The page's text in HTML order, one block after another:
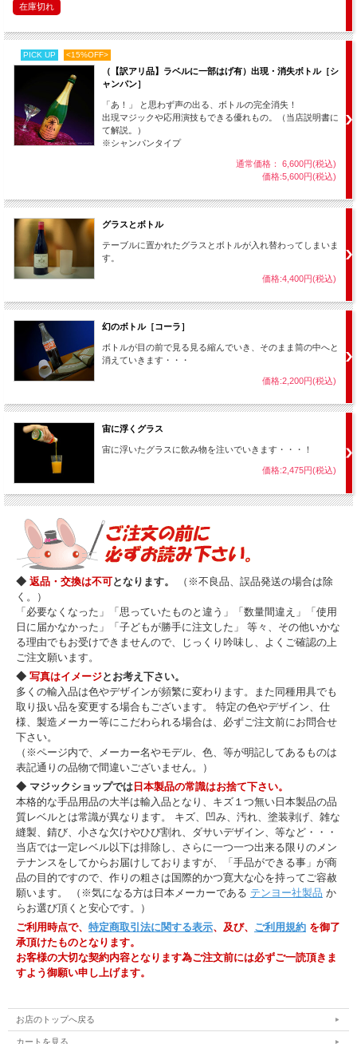
完全に消えてしまうのです・・・！
コーラボトルのタイプもあります。
コーラタイプはプラスチック製でサイズも小さい
安価なタイプです。
に材質が安っぽい、仕掛けの精密さが劣る等） が、コーラという馴染みのボトル
である事と、何より
演技演出上の制限（マティーニタイプにできて、コーラタイプではできない事）も
一部ありますので、
を、そして
品質よりお
ただ、海外製品につき作りが甘く、液体が漏れてくることが多々あります。
液体を使うとより効果的に演じる事ができますが、反面、注意点も増えますので手
軽さに欠けます。
当店ではこの用具を 「基本的には液体を使わない用具」 としてご紹介致します。
より本格的に液体を使って演じたい場合は、必ず事前に水漏れがないことを確認
し、漏れがある場合はその箇所に接着剤を塗って乾かし水漏れを修復してからご使
用下さい。 （接着剤で簡単に漏れは止まります。）
通常、マジックというのはスカーフや箱などでカバーしてからおまじないを
かけ、品物を消すのがよくあるパターンなのです・・・が、
その時、観客はいつもこう思います。
「隠された部分・・・消える瞬間を見てみたい！」
このマジックはその願望をかなえる事ができる面白い演技です。
お馴染み、スカーフをかけて・・・と思いきや、「無しでもできますけれ
ど？無しでやってみましょうか？」と余裕のマジシャン。（もちろん、スカ
ーフをかけて消す事もできますが。）
この時点で、見ている人は「え！？いいの！？」と驚きます。
うのです・・・！
まるでコンピュータグラフィックスの映像のような光景に、見ている人は我
が目を疑う事でしょう。
ちょっとしたイリュージョン・・・とも言える視覚効果抜群のマジック。
しかも誰でも簡単にできてしまうところがスゴイ！
本当によく考えられた優秀なマジックです。
↓各タイプのページに移動できます↓
在庫切れ
PICK UP <15%OFF>
（【訳アリ品】ラベルに一部はげ有）出現・消失ボトル［シ
ャンパン］
「あ！」 と思わず声の出る、ボトルの完全消失！
出現マジックや応用演技もできる優れもの。（当店説明書に
て解説。）
※シャンパンタイプ
通常価格： 6,600円(税込)
価格:5,600円(税込)
グラスとボトル
テーブルに置かれたグラスとボトルが入れ替わってしまいま
す。
価格:4,400円(税込)
幻のボトル［コーラ］
ボトルが目の前で見る見る縮んでいき、そのまま筒の中へと
消えていきます・・・
価格:2,200円(税込)
宙に浮くグラス
宙に浮いたグラスに飲み物を注いでいきます・・・！
価格:2,475円(税込)
◆ 返品・交換は不可となります。
（※不良品、誤品発送の場合は除
く。）
「必要なくなった」「思っていたものと違う」「数量間違え」「使用
日に届かなかった」「子どもが勝手に注文した」 等々、その他いかな
る理由でもお受けできませんので、じっくり吟味し、よくご確認の上
ご注文願います。
◆ 写真はイメージとお考え下さい。
多くの輸入品は色やデザインが頻繁に変わります。また同種用具でも
取り扱い品を変更する場合もございます。 特定の色やデザイン、仕
様、製造メーカー等にこだわられる場合は、必ずご注文前にお問合せ
下さい。
（※ページ内で、メーカー名やモデル、色、等が明記してあるものは
表記通りの品物で間違いございません。）
◆ マジックショップでは日本製品の常識はお捨て下さい。
本格的な手品用品の大半は輸入品となり、キズ１つ無い日本製品の品
質レベルとは常識が異なります。 キズ、凹み、汚れ、塗装剥げ、雑な
縫製、錆び、小さな欠けやひび割れ、ダサいデザイン、等など・・・
当店では一定レベル以下は排除し、さらに一つ一つ出来る限りのメン
テナンスをしてからお届けしておりますが、「手品ができる事」が商
品の目的ですので、作りの粗さは国際的かつ寛大な心を持ってご容赦
願います。 （※気になる方は日本メーカーである テンヨー社製品 か
らお選び頂くと安心です。）
ご利用時点で、 特定商取引法に関する表示、及び、 ご利用規約 を御了
承頂けたものとなります。
お客様の大切な契約内容となります為ご注文前には必ずご一読頂きま
すよう御願い申し上げます。
お店のトップへ戻る
カートを見る